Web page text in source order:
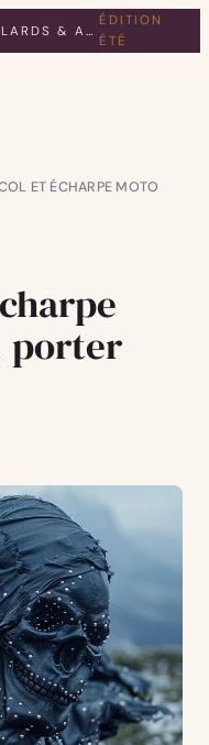
LE CARNET DES ÉCHARPES, FOULARDS & ACCESSOIRES
ÉDITION
ÉTÉ
ET ÉCHARPE MOTO
porter